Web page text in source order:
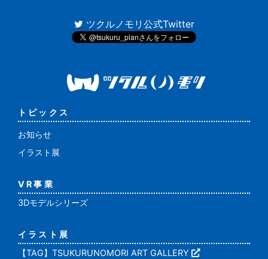
トピックス
お知らせ
イラスト展
VR事業
3Dモデルシリーズ
イラスト展
【TAG】TSUKURUNOMORI ART GALLERY
ツクルノモリ公式Twitter